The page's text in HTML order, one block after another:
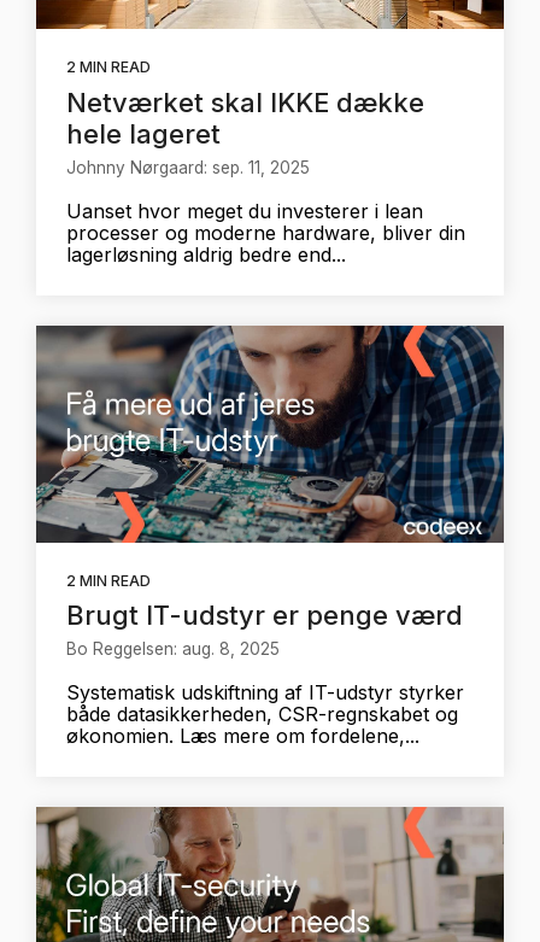
2 MIN READ
Netværket skal IKKE dække
hele lageret
Johnny Nørgaard: sep. 11, 2025
Uanset hvor meget du investerer i lean
processer og moderne hardware, bliver din
lagerløsning aldrig bedre end...
2 MIN READ
Brugt IT-udstyr er penge værd
Bo Reggelsen: aug. 8, 2025
Systematisk udskiftning af IT-udstyr styrker
både datasikkerheden, CSR-regnskabet og
økonomien. Læs mere om fordelene,...